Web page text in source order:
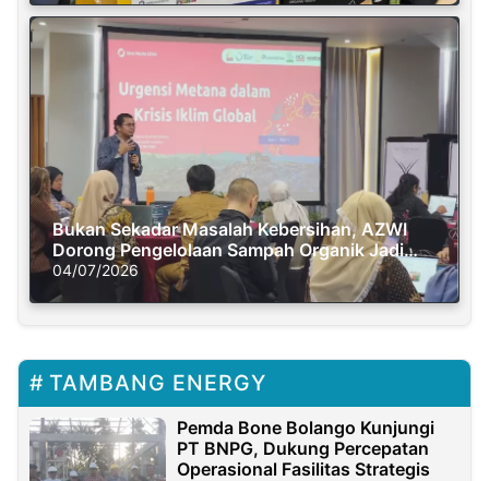
Bukan Sekadar Masalah Kebersihan, AZWI
Dorong Pengelolaan Sampah Organik Jadi
Solusi Krisis Iklim
04/07/2026
TAMBANG ENERGY
Pemda Bone Bolango Kunjungi
PT BNPG, Dukung Percepatan
Operasional Fasilitas Strategis